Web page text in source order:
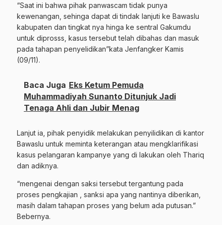
“Saat ini bahwa pihak panwascam tidak punya
kewenangan, sehinga dapat di tindak lanjuti ke Bawaslu
kabupaten dan tingkat nya hinga ke sentral Gakumdu
untuk diprosss, kasus tersebut telah dibahas dan masuk
pada tahapan penyelidikan”kata Jenfangker Kamis
(09/11).
Baca Juga Eks Ketum Pemuda
Muhammadiyah Sunanto Ditunjuk Jadi
Tenaga Ahli dan Jubir Menag
Lanjut ia, pihak penyidik melakukan penyilidikan di kantor
Bawaslu untuk meminta keterangan atau mengklarifikasi
kasus pelangaran kampanye yang di lakukan oleh Thariq
dan adiknya.
“mengenai dengan saksi tersebut tergantung pada
proses pengkajian , sanksi apa yang nantinya diberikan,
masih dalam tahapan proses yang belum ada putusan.”
Bebernya.